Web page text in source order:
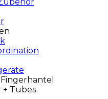
+ Tubes